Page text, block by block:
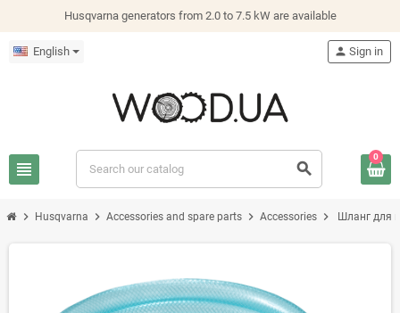
Husqvarna generators from 2.0 to 7.5 kW are available
English
view_headline search
person Sign in
0
chevron_right Husqvarna chevron_right Accessories and spare parts chevron_right Accessories chevron_right Шланг для